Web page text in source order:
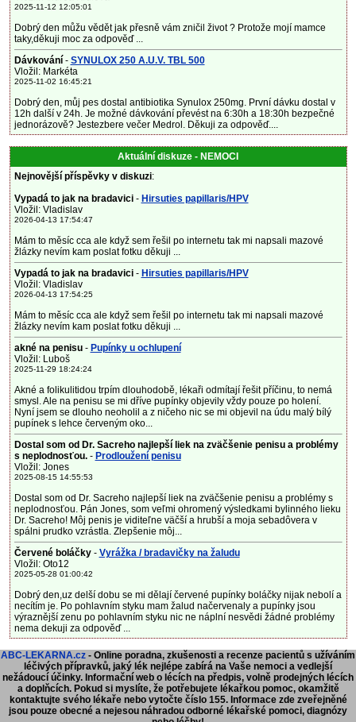
2025-11-12 12:05:01
Dobrý den můžu vědět jak přesně vám zničil život ? Protože mojí mamce
taky,děkuji moc za odpověď ...
Dávkování - SYNULOX 250 A.U.V. TBL 500
Vložil: Markéta
2025-11-02 16:45:21
Dobrý den, můj pes dostal antibiotika Synulox 250mg. První dávku dostal v
12h další v 24h. Je možné dávkování převést na 6:30h a 18:30h bezpečné
jednorázově? Jestezbere večer Medrol. Děkuji za odpověď....
Aktuální diskuze - NEMOCI
Nejnovější příspěvky v diskuzi:
Vypadá to jak na bradavici - Hirsuties papillaris/HPV
Vložil: Vladislav
2026-04-13 17:54:47
Mám to měsíc cca ale když sem řešil po internetu tak mi napsali mazové
žlázky nevím kam poslat fotku děkuji ...
Vypadá to jak na bradavici - Hirsuties papillaris/HPV
Vložil: Vladislav
2026-04-13 17:54:25
Mám to měsíc cca ale když sem řešil po internetu tak mi napsali mazové
žlázky nevím kam poslat fotku děkuji ...
akné na penisu- Pupínky u ochlupení
Vložil: Luboš
2025-11-29 18:24:24
Akné a folikulitidou trpím dlouhodobě, lékaři odmítají řešit příčinu, to nemá
smysl. Ale na penisu se mi dříve pupínky objevily vždy pouze po holení.
Nyní jsem se dlouho neoholil a z ničeho nic se mi objevil na údu malý bílý
pupínek s lehce červeným oko...
Dostal som od Dr. Sacreho najlepší liek na zväčšenie penisu a problémy
s neplodnosťou.- Prodloužení penisu
Vložil: Jones
2025-08-15 14:55:53
Dostal som od Dr. Sacreho najlepší liek na zväčšenie penisu a problémy s
neplodnosťou. Pán Jones, som veľmi ohromený výsledkami bylinného lieku
Dr. Sacreho! Môj penis je viditeľne väčší a hrubší a moja sebadôvera v
spálni prudko vzrástla. Zlepšenie môj...
Červené boláčky - Vyrážka / bradavičky na žaludu
Vložil: Oto12
2025-05-28 01:00:42
Dobrý den,uz delší dobu se mi dělají červené pupínky boláčky nijak nebolí a
necítím je. Po pohlavním styku mam žalud načervenaly a pupínky jsou
výraznější zenu po pohlavním styku nic ne náplní nesvědi žádné problémy
nema dekuji za odpověď ...
ABC-LEKARNA.cz - Online poradna, zkušenosti a recenze pacientů s užíváním
léčivých přípravků, jaký lék nejlépe zabírá na Vaše nemoci a vedlejší
nežádoucí účinky. Informační web o lécích na předpis, volně prodejných lécích
a doplňcích. Pokud si myslíte, že potřebujete lékařkou pomoc, okamžitě
kontaktujte svého lékaře nebo vytočte číslo 155. Informace zde zveřejněné
jsou pouze obecné a nejesou náhradou odborné lékařské pomoci, diagnózy